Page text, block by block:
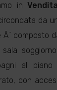
inVendita
da
Ã¨ composto
sala
al piano
con